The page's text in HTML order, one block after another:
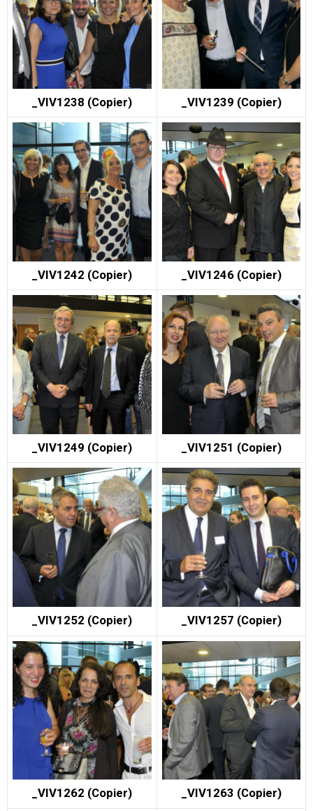
_VIV1238 (Copier) _VIV1239 (Copier)
_VIV1242 (Copier) _VIV1246 (Copier)
_VIV1249 (Copier) _VIV1251 (Copier)
_VIV1252 (Copier) _VIV1257 (Copier)
_VIV1262 (Copier) _VIV1263 (Copier)